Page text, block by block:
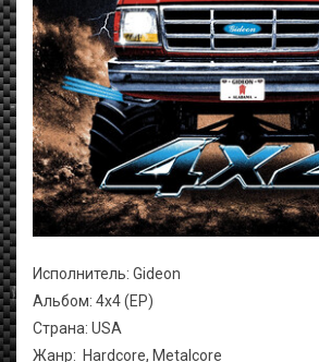
Исполнитель: Gideon
Альбом: 4x4 (EP)
Страна: USA
Жанр: Hardcore, Metalcore